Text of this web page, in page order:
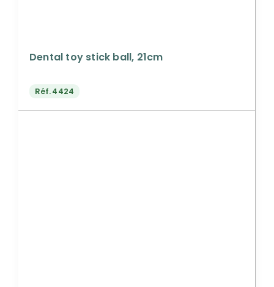
Dental toy stick ball, 21cm
Réf.4424